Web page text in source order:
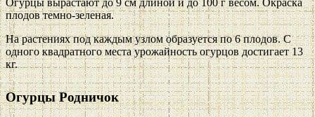
Огурцы вырастают до 9 см длиной и до 100 г весом. Окраска
плодов темно-зеленая.
На растениях под каждым узлом образуется по 6 плодов. С
одного квадратного места урожайность огурцов достигает 13
кг.
Огурцы Родничок